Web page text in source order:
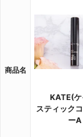
商品名
KATE(ケ
スティック
ーA